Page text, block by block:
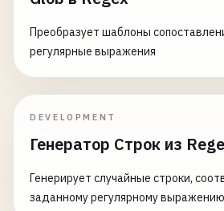
Преобразует шаблоны
регулярные выражения
DEVELOPMENT
Генератор Строк из
Генерирует случайные строки,
заданному регулярному выражению